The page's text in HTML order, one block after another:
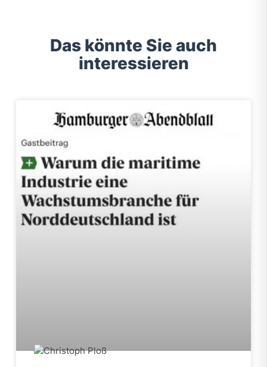
Das könnte Sie auch
interessieren